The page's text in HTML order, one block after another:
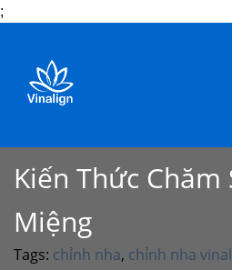
;
content
Kiến Thức Chăm
Miệng
Tags: chỉnh nha, chỉnh nha